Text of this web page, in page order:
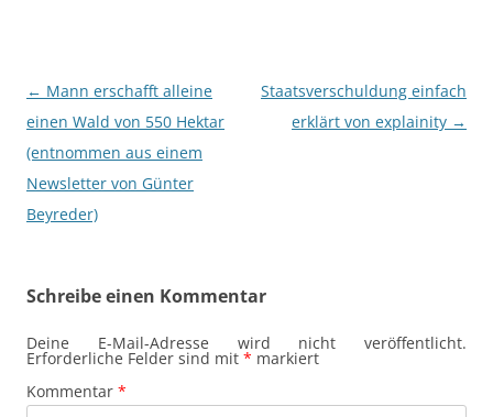
Beitragsnavigation
← Mann erschafft alleine
einen Wald von 550 Hektar
(entnommen aus einem
Newsletter von Günter
Beyreder)
Staatsverschuldung einfach
erklärt von explainity →
Schreibe einen Kommentar
Deine E-Mail-Adresse wird nicht veröffentlicht.
Erforderliche Felder sind mit * markiert
Kommentar *